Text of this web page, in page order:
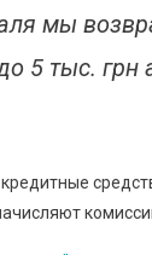
мы
5 тыс. грн